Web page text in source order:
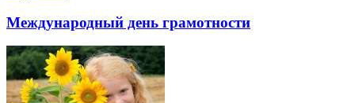
Международный день грамотности